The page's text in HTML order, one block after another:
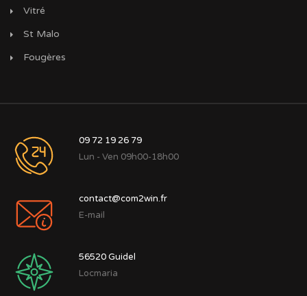
Vitré
St Malo
Fougères
09 72 19 26 79
Lun - Ven 09h00-18h00
contact@com2win.fr
E-mail
56520Guidel
Locmaria